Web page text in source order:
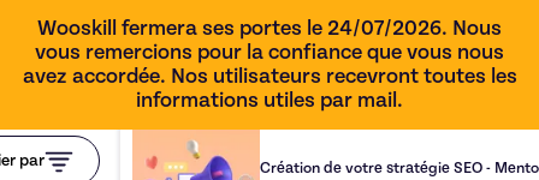
Wooskill fermera ses portes le 24/07/2026. Nous
vous remercions pour la confiance que vous nous
avez accordée. Nos utilisateurs recevront toutes les
informations utiles par mail.
par
Création de votre stratégie SEO -